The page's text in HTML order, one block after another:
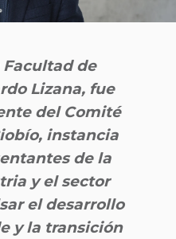
de
Lizana, fue
del Comité
instancia
de la
y el sector
el desarrollo
y la transición